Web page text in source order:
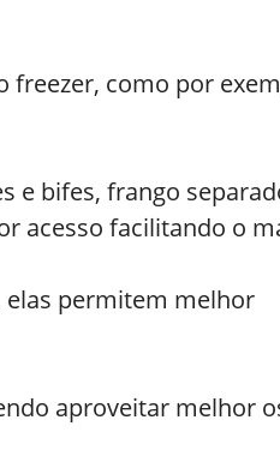
freezer, como por
e bifes, frango
acesso facilitando o
elas permitem melhor
aproveitar melhor